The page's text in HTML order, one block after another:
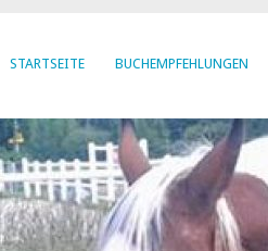
STARTSEITE BUCHEMPFEHLUNGEN